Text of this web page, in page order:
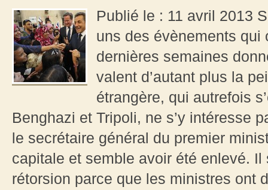
Publié le : 11 avril 2013
uns des évènements qui
dernières semaines
valent d’autant plus la
étrangère, qui autrefois
Benghazi et Tripoli, ne s’y intéresse
le secrétaire général du premier
capitale et semble avoir été enlevé.
rétorsion parce que les ministres ont